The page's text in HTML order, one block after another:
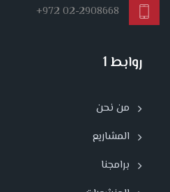
+972 02-2908668
روابط 1
من نحن
المشاريع
برامجنا